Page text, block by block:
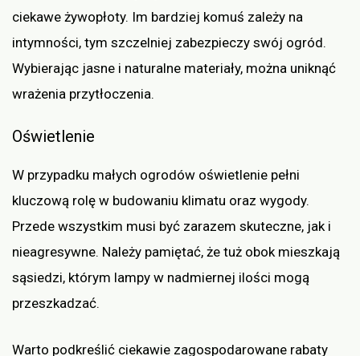
ciekawe żywopłoty. Im bardziej komuś zależy na
intymności, tym szczelniej zabezpieczy swój ogród.
Wybierając jasne i naturalne materiały, można uniknąć
wrażenia przytłoczenia.
Oświetlenie
W przypadku małych ogrodów oświetlenie pełni
kluczową rolę w budowaniu klimatu oraz wygody.
Przede wszystkim musi być zarazem skuteczne, jak i
nieagresywne. Należy pamiętać, że tuż obok mieszkają
sąsiedzi, którym lampy w nadmiernej ilości mogą
przeszkadzać.
Warto podkreślić ciekawie zagospodarowane rabaty